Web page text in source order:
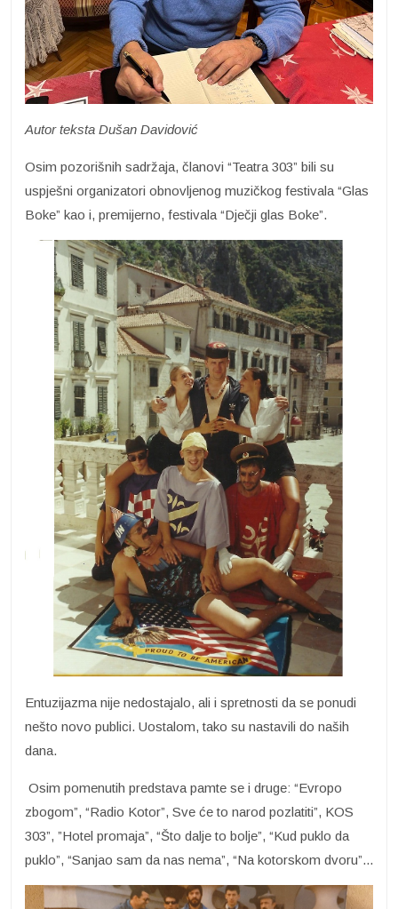
Autor teksta Dušan Davidović
Osim pozorišnih sadržaja, članovi “Teatra 303” bili su
uspješni organizatori obnovljenog muzičkog festivala “Glas
Boke” kao i, premijerno, festivala “Dječji glas Boke”.
Entuzijazma nije nedostajalo, ali i spretnosti da se ponudi
nešto novo publici. Uostalom, tako su nastavili do naših
dana.
Osim pomenutih predstava pamte se i druge: “Evropo
zbogom”, “Radio Kotor”, Sve će to narod pozlatiti”, KOS
303”, ”Hotel promaja”, “Što dalje to bolje”, “Kud puklo da
puklo”, “Sanjao sam da nas nema”, “Na kotorskom dvoru”...